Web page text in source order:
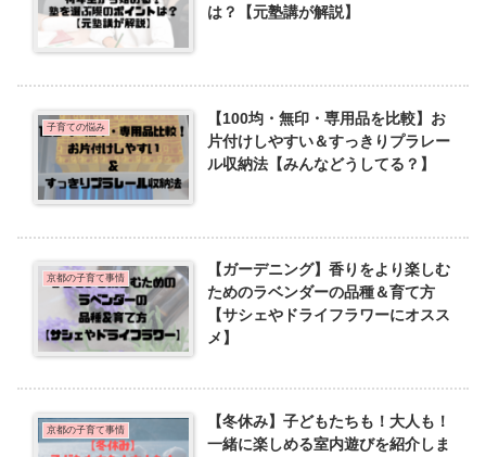
は？【元塾講が解説】
子育ての悩み
【100均・無印・専用品を比較】お
片付けしやすい＆すっきりプラレー
ル収納法【みんなどうしてる？】
京都の子育て事情
【ガーデニング】香りをより楽しむ
ためのラベンダーの品種＆育て方
【サシェやドライフラワーにオスス
メ】
京都の子育て事情
【冬休み】子どもたちも！大人も！
一緒に楽しめる室内遊びを紹介しま